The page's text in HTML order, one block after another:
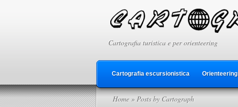
Cartografia turistica e per orienteering
Cartografia escursionistica Orienteering
Home » Posts by Cartograph